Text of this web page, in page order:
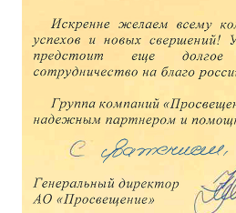
Готовимся к новому учебному
ДПО
Профессиональная
Повышение квалификации
КОНТАКТЫ